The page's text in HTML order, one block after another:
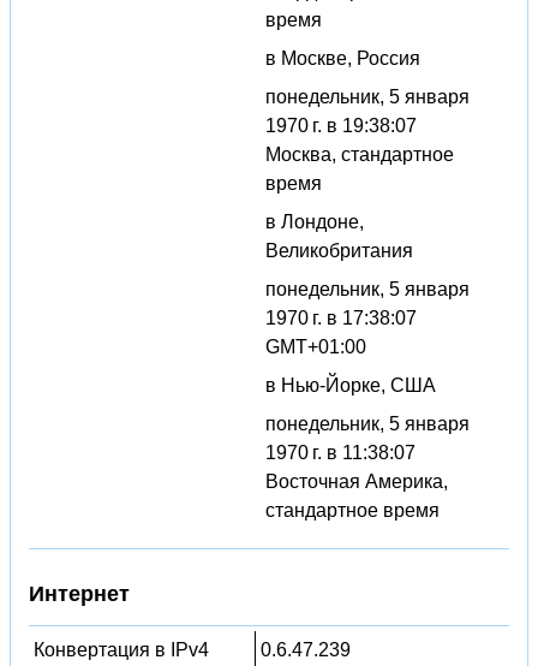
время
в Москве, Россия
понедельник, 5 января
1970 г. в 19:38:07
Москва, стандартное
время
в Лондоне,
Великобритания
понедельник, 5 января
1970 г. в 17:38:07
GMT+01:00
в Нью-Йорке, США
понедельник, 5 января
1970 г. в 11:38:07
Восточная Америка,
стандартное время
Интернет
Конвертация в IPv4
0.6.47.239